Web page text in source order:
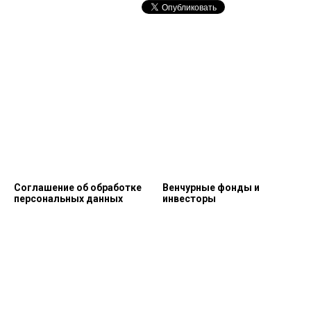
Соглашение об обработке
персональных данных
Венчурные фонды и
инвесторы